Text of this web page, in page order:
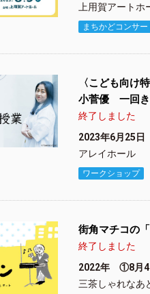
上用賀アートホ
まちかどコンサー
〈こども向け
小菅優 一回
終了しました
2023年6月25日
アレイホール
ワークショップ
街角マチコの
終了しました
2022年 ①8月4
三茶しゃれなあ